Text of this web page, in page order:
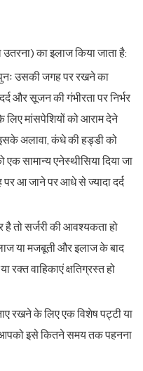
का इलाज किया जाता है:
उसकी जगह पर रखने का
और सूजन की गंभीरता पर निर्भर
मांसपेशियों को आराम देने
इसके अलावा, कंधे की हड्डी को
सामान्य एनेस्थीसिया दिया जा
आ जाने पर आधे से ज्यादा दर्द
तो सर्जरी की आवश्यकता हो
या मजबूती और इलाज के बाद
रक्त वाहिकाएं क्षतिग्रस्त हो
रखने के लिए एक विशेष पट्टी या
इसे कितने समय तक पहनना